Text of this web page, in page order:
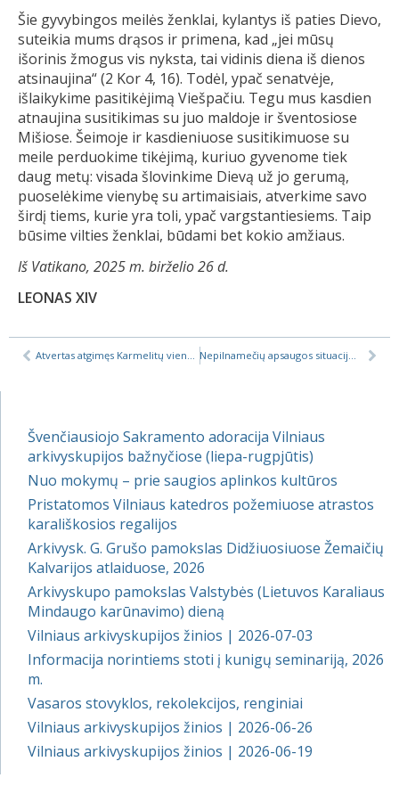
Šie gyvybingos meilės ženklai, kylantys iš paties Dievo,
suteikia mums drąsos ir primena, kad „jei mūsų
išorinis žmogus vis nyksta, tai vidinis diena iš dienos
atsinaujina“ (2 Kor 4, 16). Todėl, ypač senatvėje,
išlaikykime pasitikėjimą Viešpačiu. Tegu mus kasdien
atnaujina susitikimas su juo maldoje ir šventosiose
Mišiose. Šeimoje ir kasdieniuose susitikimuose su
meile perduokime tikėjimą, kuriuo gyvenome tiek
daug metų: visada šlovinkime Dievą už jo gerumą,
puoselėkime vienybę su artimaisiais, atverkime savo
širdį tiems, kurie yra toli, ypač vargstantiesiems. Taip
būsime vilties ženklai, būdami bet kokio amžiaus.
Iš Vatikano, 2025 m. birželio 26 d.
LEONAS XIV
Atvertas atgimęs Karmelitų vienuolyno „Aušros Vartų“ sodas Nepilnamečių apsaugos situacijos Vilniaus arkivyskupijoje apžvalga (2024 m. birželis – 2025 m. gegužė)
Švenčiausiojo Sakramento adoracija Vilniaus
arkivyskupijos bažnyčiose (liepa-rugpjūtis)
Nuo mokymų – prie saugios aplinkos kultūros
Pristatomos Vilniaus katedros požemiuose atrastos
karališkosios regalijos
Arkivysk. G. Grušo pamokslas Didžiuosiuose Žemaičių
Kalvarijos atlaiduose, 2026
Arkivyskupo pamokslas Valstybės (Lietuvos Karaliaus
Mindaugo karūnavimo) dieną
Vilniaus arkivyskupijos žinios | 2026-07-03
Informacija norintiems stoti į kunigų seminariją, 2026
m.
Vasaros stovyklos, rekolekcijos, renginiai
Vilniaus arkivyskupijos žinios | 2026-06-26
Vilniaus arkivyskupijos žinios | 2026-06-19